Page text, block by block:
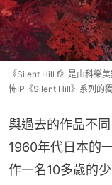
《Silent Hill f》是由科樂
怖IP《Silent Hill》系列的
與過去的作品不
1960年代日本的
作一名10多歲的